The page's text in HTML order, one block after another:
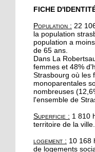
Avec l'atelier
binettes",
sans
10 octobre 2018
Initier les
10 octobre 2018
débarque à
19 octobre
FICHE
Population : 22
la population
population a
de 65 ans.
Dans La
femmes et 48%
Strasbourg où les
monoparentales
nombreuses
l'ensemble de
Superficie : 1 810
territoire de la ville.
logement : 10 168
de logements